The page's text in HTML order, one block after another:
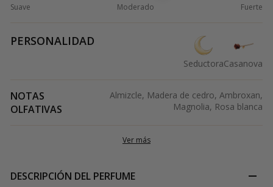
Suave Moderado Fuerte
PERSONALIDAD
SeductoraCasanova
NOTAS
OLFATIVAS
Almizcle, Madera de cedro, Ambroxan,
Magnolia, Rosa blanca
Ver más
DESCRIPCIÓN DEL PERFUME